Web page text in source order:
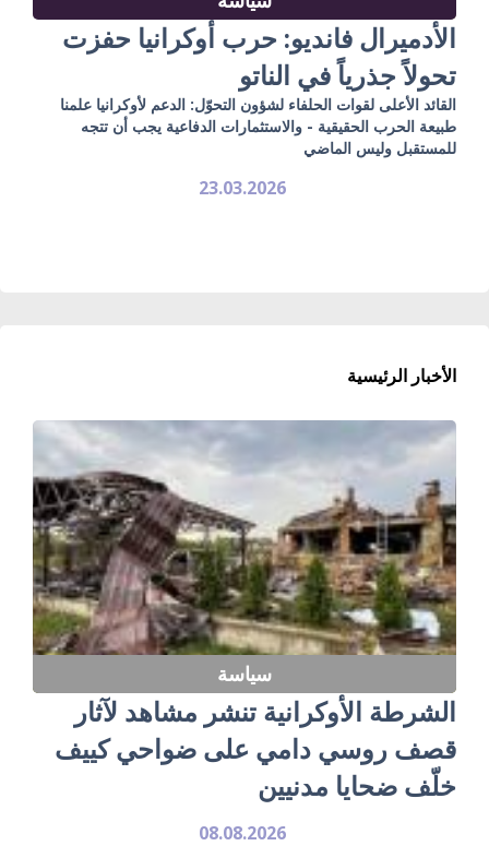
الأدميرال فانديو: حرب أوكرانيا حفزت
تحولاً جذرياً في الناتو
القائد الأعلى لقوات الحلفاء لشؤون التحوّل: الدعم لأوكرانيا علمنا
طبيعة الحرب الحقيقية - والاستثمارات الدفاعية يجب أن تتجه
للمستقبل وليس الماضي
23.03.2026
الأخبار الرئيسية
سياسة
الشرطة الأوكرانية تنشر مشاهد لآثار
قصف روسي دامي على ضواحي كييف
خلّف ضحايا مدنيين
08.08.2026